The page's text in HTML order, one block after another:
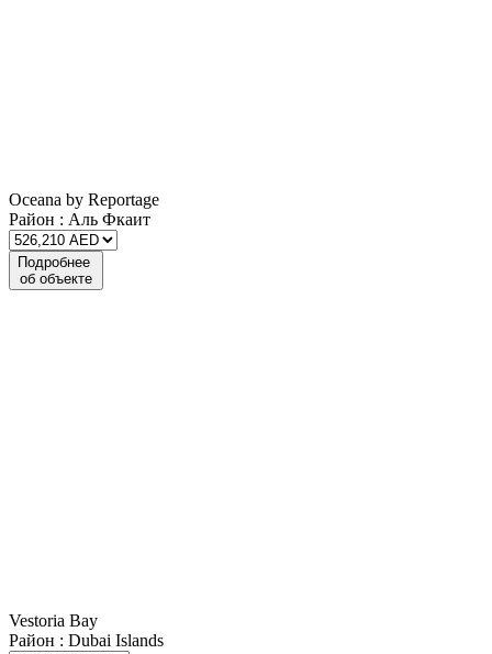
Oceana by Reportage
Район : Аль Фкаит
Подробнее
об объекте
Vestoria Bay
Район : Dubai Islands